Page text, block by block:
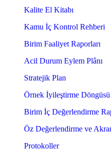
Kalite El Kitabı
Kamu İç Kontrol Rehberi
Birim Faaliyet Raporları
Acil Durum Eylem Plânı
Stratejik Plan
Örnek İyileştirme Döngüsü
Birim İç Değerlendirme
Öz Değerlendirme ve
Protokoller